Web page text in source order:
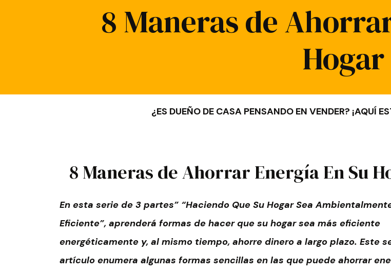
8 Maneras de
Hogar
8 Maneras de Ahorrar Energía En Su
En esta serie de 3 partes” “Haciendo Que Su Hogar Sea
Eficiente”, aprenderá formas de hacer que su hogar sea más eficiente
energéticamente y, al mismo tiempo, ahorre dinero a largo plazo. Este
artículo enumera algunas formas sencillas en las que puede ahorrar
¿ES DUEÑO DE CASA PENSANDO EN VENDER? ¡AQUÍ